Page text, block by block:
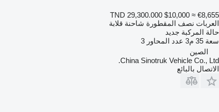
TND 29,300.000 $10,000 ≈ €8,655
العربات نصف المقطورة شاحنة قلابة
حالة المركبة جديد
سعة 35 م3 عدد المحاور 3
الصين
China Sinotruk Vehicle Co., Ltd.
الاتصال بالبائع